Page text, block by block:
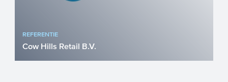
REFERENTIE
Cow Hills Retail B.V.